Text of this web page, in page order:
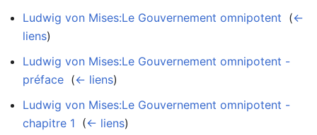
Ludwig von Mises:Le Gouvernement omnipotent (←
liens)
Ludwig von Mises:Le Gouvernement omnipotent -
préface (← liens)
Ludwig von Mises:Le Gouvernement omnipotent -
chapitre 1 (← liens)